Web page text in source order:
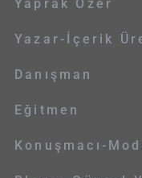
Yaprak Özer
Yazar-İçerik
Danışman
Eğitmen
Konuşmacı-